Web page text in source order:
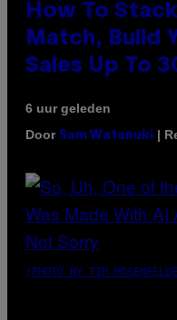
How To
Match, Build
Sales Up To
6 uur geleden
Door Sam Watanuki |
(PHOTO BY TIM